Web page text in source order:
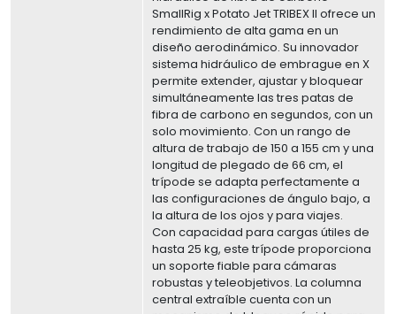
SmallRig x Potato Jet TRIBEX II ofrece un
rendimiento de alta gama en un
diseño aerodinámico. Su innovador
sistema hidráulico de embrague en X
permite extender, ajustar y bloquear
simultáneamente las tres patas de
fibra de carbono en segundos, con un
solo movimiento. Con un rango de
altura de trabajo de 150 a 155 cm y una
longitud de plegado de 66 cm, el
trípode se adapta perfectamente a
las configuraciones de ángulo bajo, a
la altura de los ojos y para viajes.
Con capacidad para cargas útiles de
hasta 25 kg, este trípode proporciona
un soporte fiable para cámaras
robustas y teleobjetivos. La columna
central extraíble cuenta con un